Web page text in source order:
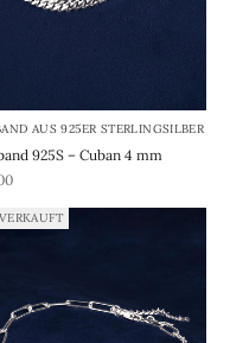
AUS 925ER STERLINGSILBER
925S – Cuban 4 mm